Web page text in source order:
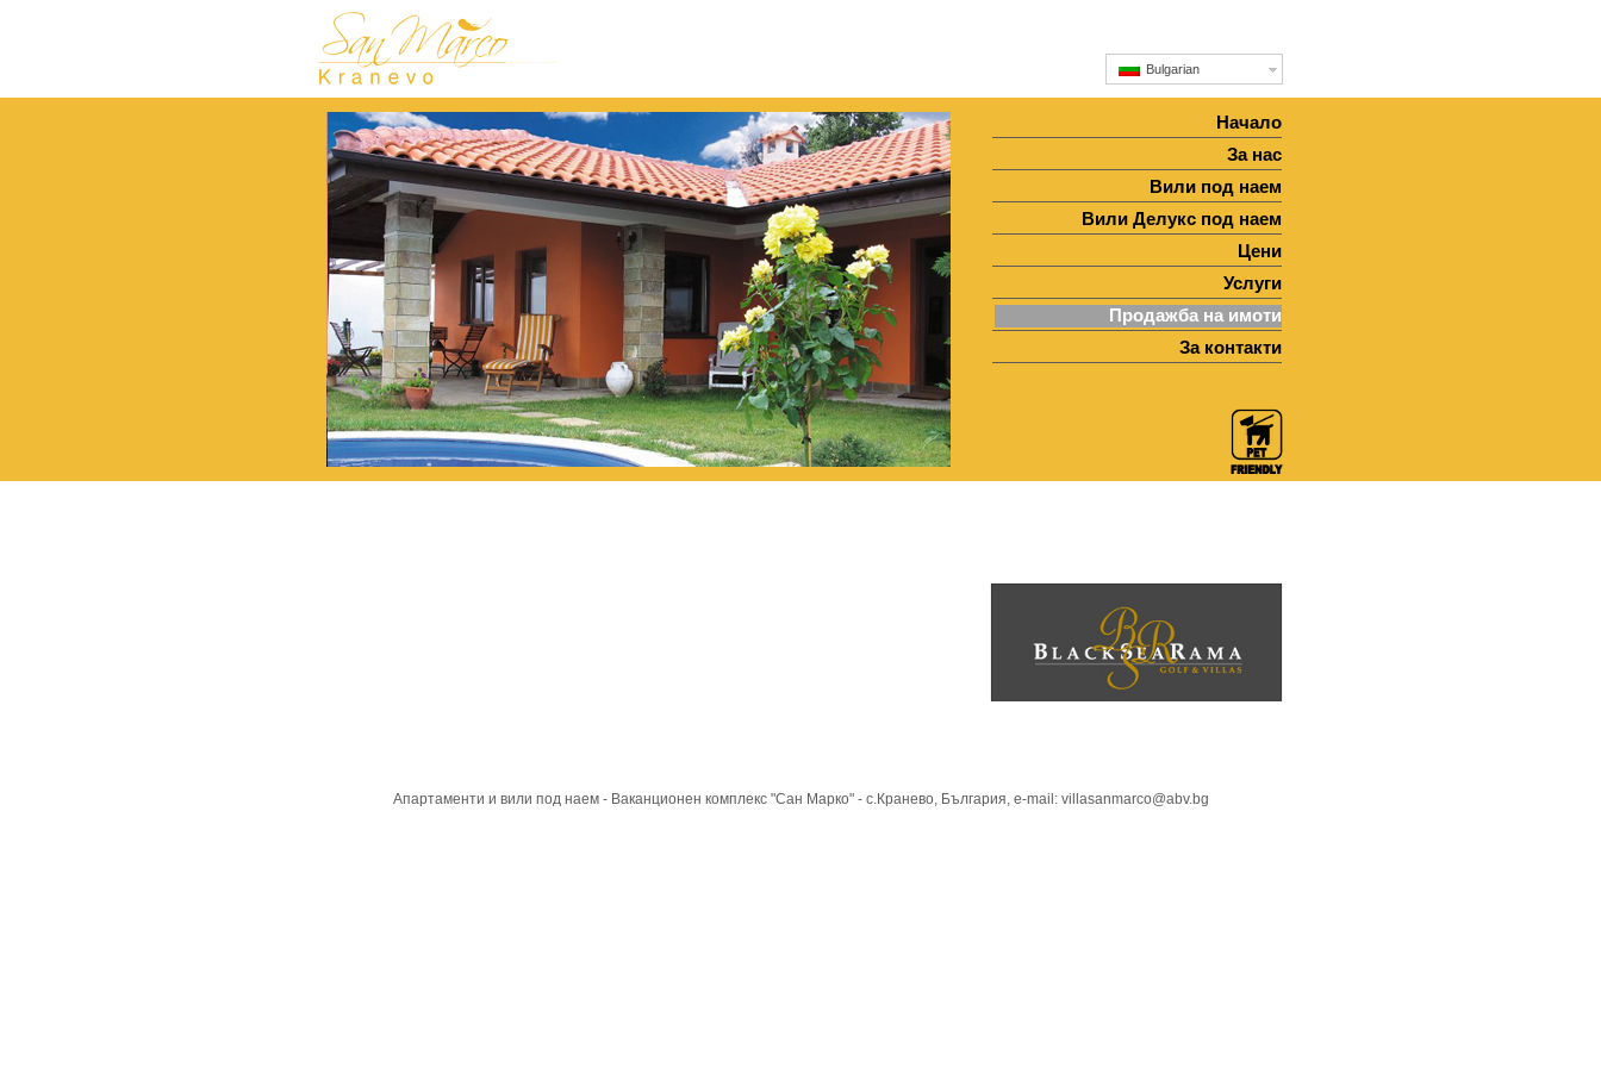
Bulgarian
Начало
За нас
Вили под наем
Вили Делукс под наем
Цени
Услуги
Продажба на имоти
За контакти
Апартаменти и вили под наем - Ваканционен комплекс "Сан Марко" - с.Кранево, България, e-mail: villasanmarco@abv.bg